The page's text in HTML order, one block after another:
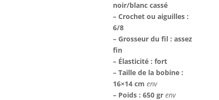
noir/blanc cassé
– Crochet ou aiguilles :
6/8
– Grosseur du fil : assez
fin
– Élasticité : fort
– Taille de la bobine :
16×14 cmenv
– Poids : 650 grenv